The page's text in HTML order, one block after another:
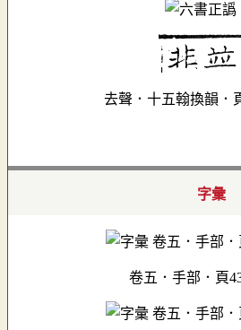
去聲．十五翰換韻．
字彙
卷五．手部．頁